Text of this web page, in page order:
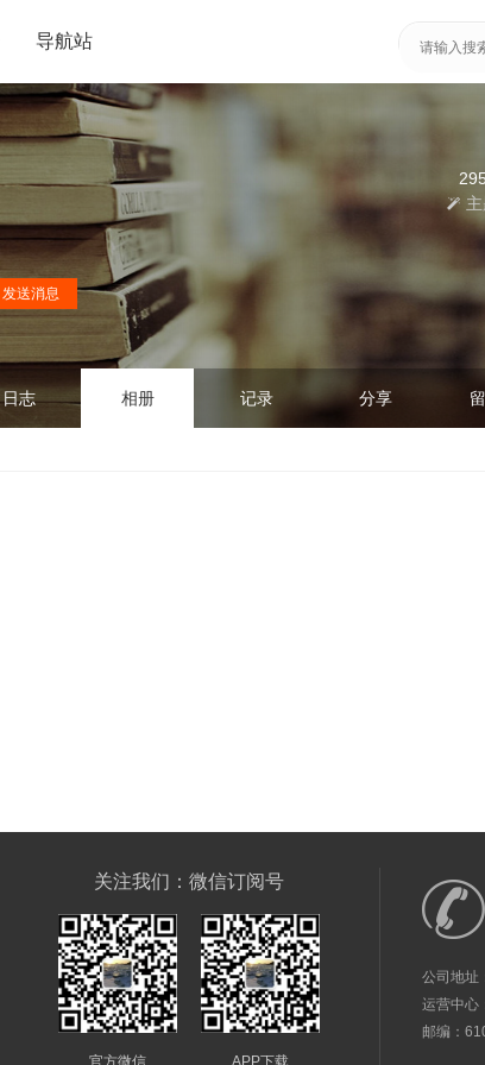
导航站
发送消息
日志 相册 记录 分享
关注我们：微信订阅号
官方微信 APP下载
公司地址
运营中心
邮编：